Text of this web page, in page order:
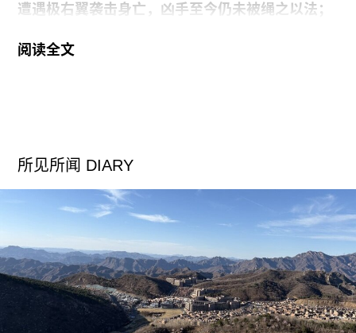
遭遇极右翼袭击身亡，凶手至今仍未被绳之以法；
柏林KW当代艺术中心的董事会增设了一个新席
数百万块马赛克砖覆盖了这座具有法西斯建筑风格
的展馆外立面，将其改造为她小时候曾居住过的那
座遍布涂鸦、如今即将被拆除的柏林住宅楼。
1992年，柏林墙倒塌不久，我从越南来到德国。我
们最初住在德累斯顿附近的弗赖塔尔。父亲比我们
早一步到，1987年就开始在东德的一家钢铁厂工
作。当时越南非常贫穷，他便选择来到德意志民主
阅读全文
所见所闻 DIARY